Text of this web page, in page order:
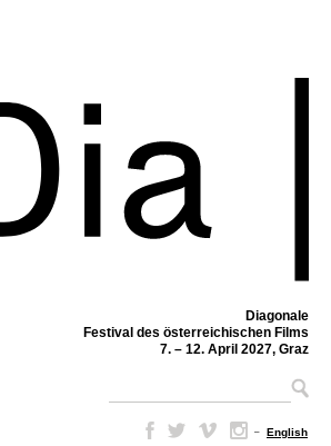
Diagonale
Festival des österreichischen Films
7. – 12. April 2027, Graz
– English